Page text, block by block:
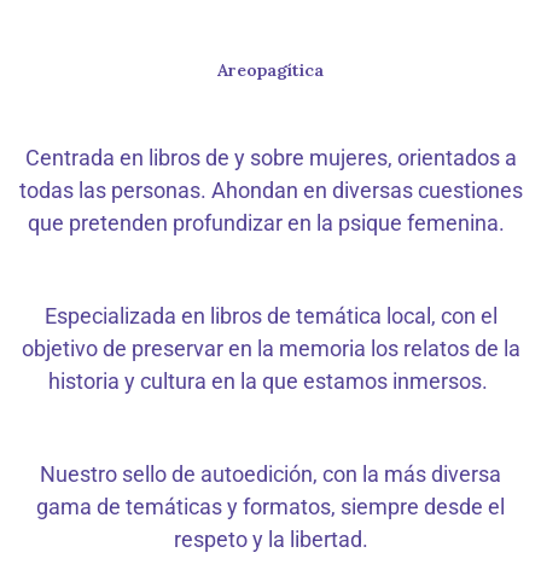
Areopagítica
Centrada en libros de y sobre mujeres, orientados a
todas las personas. Ahondan en diversas cuestiones
que pretenden profundizar en la psique femenina.
Especializada en libros de temática local, con el
objetivo de preservar en la memoria los relatos de la
historia y cultura en la que estamos inmersos.
Nuestro sello de autoedición, con la más diversa
gama de temáticas y formatos, siempre desde el
respeto y la libertad.